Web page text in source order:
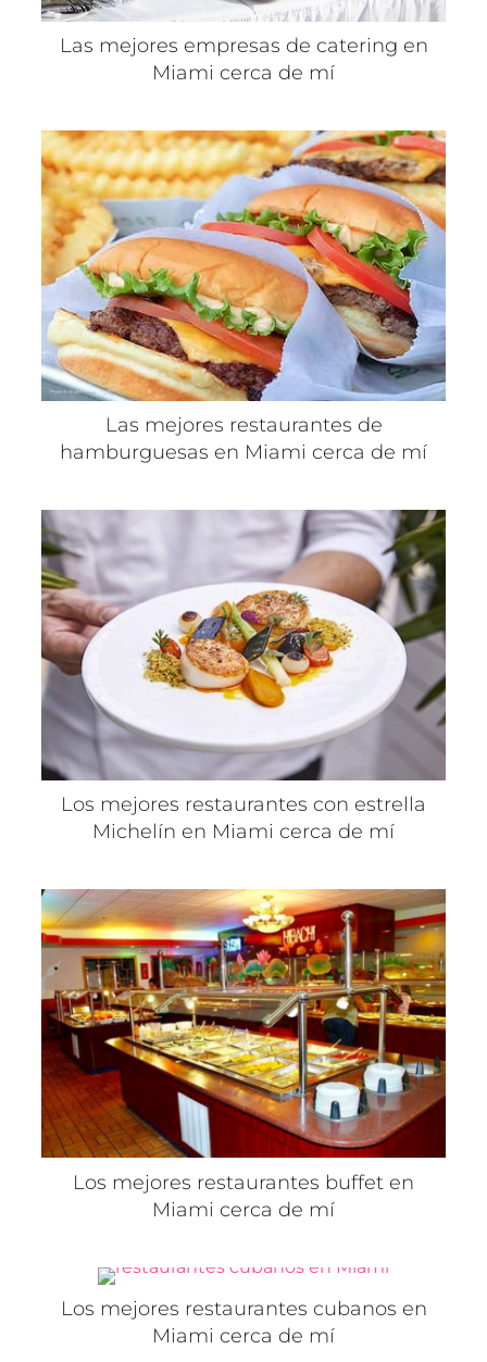
Las mejores empresas de catering en
Miami cerca de mí
Las mejores restaurantes de
hamburguesas en Miami cerca de mí
Los mejores restaurantes con estrella
Michelín en Miami cerca de mí
Los mejores restaurantes buffet en
Miami cerca de mí
Los mejores restaurantes cubanos en
Miami cerca de mí